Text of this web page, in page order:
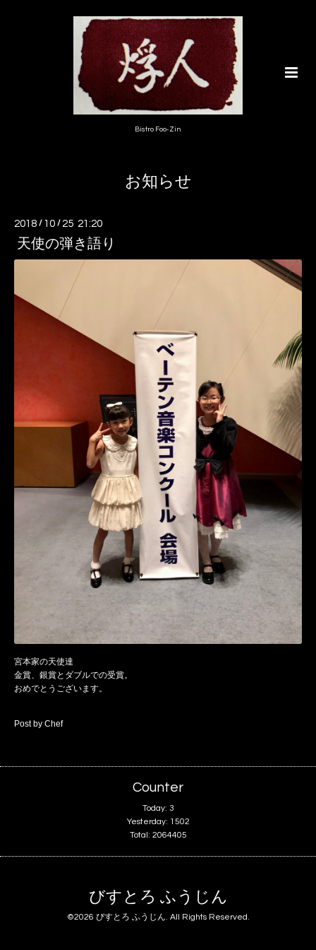
Bistro Foo-Zin
お知らせ
2018 / 10 / 25 21:20
天使の弾き語り
宮本家の天使達
金賞、銀賞とダブルでの受賞。
おめでとうございます。
Post by Chef
Counter
Today: 3
Yesterday: 1502
Total: 2064405
びすとろ ふうじん
©2026 びすとろ ふうじん. All Rights Reserved.